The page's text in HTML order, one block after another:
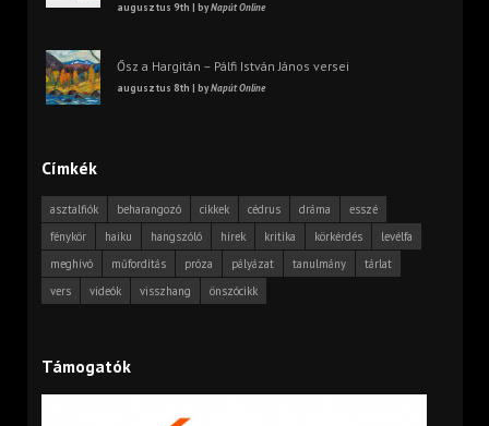
augusztus 9th | byNapút Online
Ősz a Hargitán – Pálfi István János versei
augusztus 8th | byNapút Online
Címkék
asztalfiók beharangozó cikkek cédrus dráma
esszé
fénykör
haiku hangszóló hírek kritika körkérdés
levélfa
meghívó
műfordítás próza pályázat tanulmány
tárlat
vers
videók visszhang önszócikk
Támogatók